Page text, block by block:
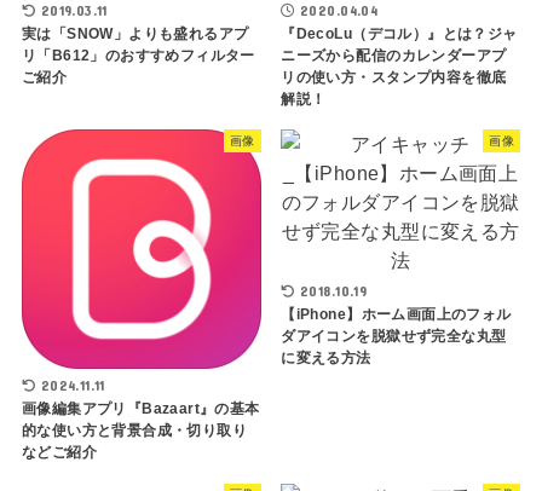
2019.03.11
実は「SNOW」よりも盛れるアプ
リ「B612」のおすすめフィルター
ご紹介
2020.04.04
『DecoLu（デコル）』とは？ジャ
ニーズから配信のカレンダーアプ
リの使い方・スタンプ内容を徹底
解説！
画像
2024.11.11
画像編集アプリ『Bazaart』の基本
的な使い方と背景合成・切り取り
などご紹介
画像
2018.10.19
【iPhone】ホーム画面上のフォル
ダアイコンを脱獄せず完全な丸型
に変える方法